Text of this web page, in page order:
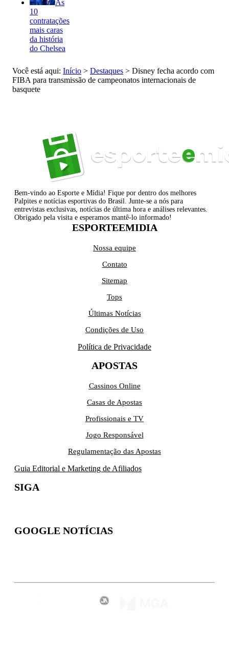
As
10
contratações
mais caras
da história
do Chelsea
Você está aqui: Início > Destaques > Disney fecha acordo com
FIBA para transmissão de campeonatos internacionais de
basquete
Bem-vindo ao Esporte e Mídia! Fique por dentro dos melhores
Palpites e notícias esportivas do Brasil. Junte-se a nós para
entrevistas exclusivas, notícias de última hora e análises relevantes.
Obrigado pela visita e esperamos mantê-lo informado!
ESPORTEEMIDIA
Nossa equipe
Contato
Sitemap
Tops
Últimas Notícias
Condições de Uso
Política de Privacidade
APOSTAS
Cassinos Online
Casas de Apostas
Profissionais e TV
Jogo Responsável
Regulamentação das Apostas
Guia Editorial e Marketing de Afiliados
SIGA
GOOGLE NOTÍCIAS